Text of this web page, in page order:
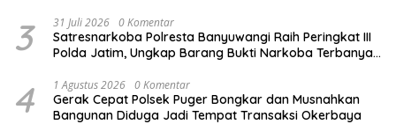
3 31 Juli 2026 0 Komentar
Satresnarkoba Polresta Banyuwangi Raih Peringkat III
Polda Jatim, Ungkap Barang Bukti Narkoba Terbanyak
4 1 Agustus 2026 0 Komentar
Gerak Cepat Polsek Puger Bongkar dan Musnahkan
Bangunan Diduga Jadi Tempat Transaksi Okerbaya